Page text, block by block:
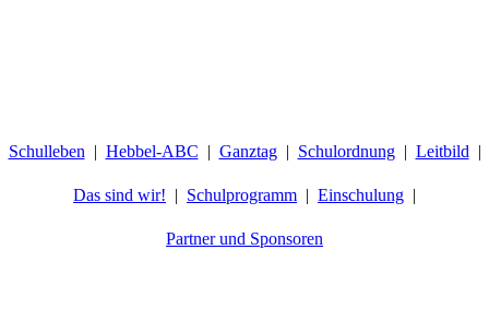
Schulleben Hebbel-ABC Ganztag Schulordnung Leitbild
Das sind wir! Schulprogramm Einschulung
Partner und Sponsoren